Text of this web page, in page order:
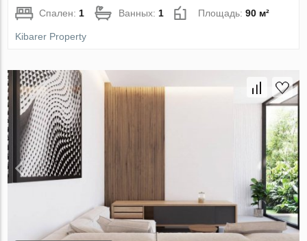
Спален: 1 Ванных: 1 Площадь:90 м²
Kibarer Property